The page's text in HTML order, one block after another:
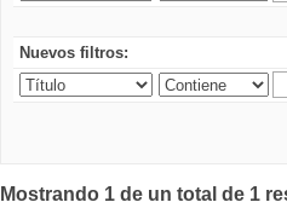
Nuevos filtros:
Mostrando 1 de un total de 1